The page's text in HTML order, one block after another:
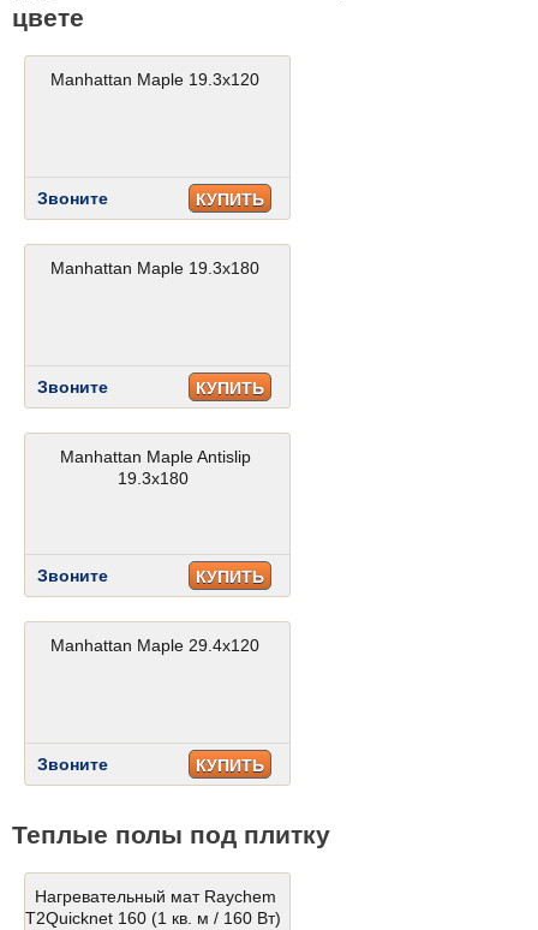
цвете
Manhattan Maple 19.3x120
Звоните КУПИТЬ
Manhattan Maple 19.3x180
Звоните КУПИТЬ
Manhattan Maple Antislip
19.3x180
Звоните КУПИТЬ
Manhattan Maple 29.4x120
Звоните КУПИТЬ
Теплые полы под плитку
Нагревательный мат Raychem
T2Quicknet 160 (1 кв. м / 160 Вт)